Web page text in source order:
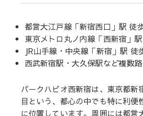
都営大江戸線「新宿西口」駅 徒
東京メトロ丸ノ内線「西新宿」
JR山手線・中央線「新宿」駅 徒
西武新宿駅・大久保駅など複数
パークハビオ西新宿は、東京都新
目という、都心の中でも特に利便
に位置しています。周囲には都営